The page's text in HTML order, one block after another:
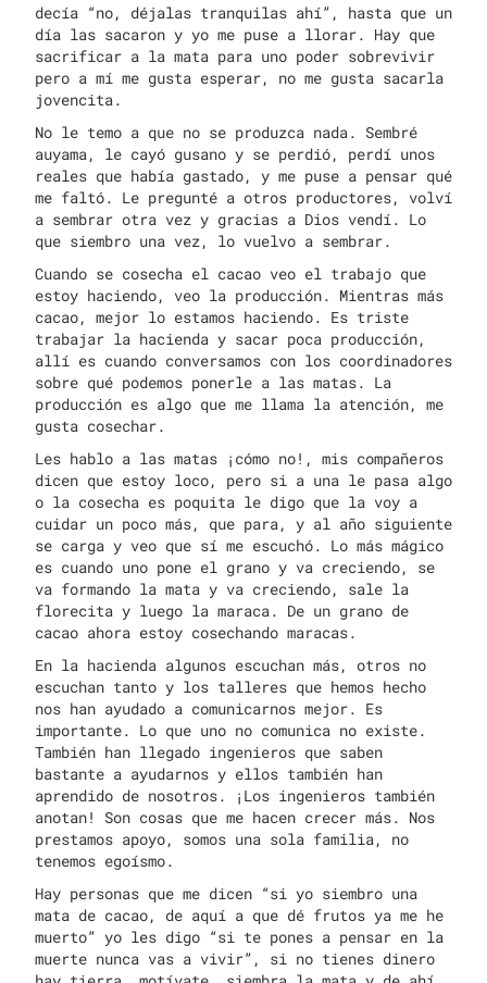
decía “no, déjalas tranquilas ahí”, hasta que un
día las sacaron y yo me puse a llorar. Hay que
sacrificar a la mata para uno poder sobrevivir
pero a mí me gusta esperar, no me gusta sacarla
jovencita.
No le temo a que no se produzca nada. Sembré
auyama, le cayó gusano y se perdió, perdí unos
reales que había gastado, y me puse a pensar qué
me faltó. Le pregunté a otros productores, volví
a sembrar otra vez y gracias a Dios vendí. Lo
que siembro una vez, lo vuelvo a sembrar.
Cuando se cosecha el cacao veo el trabajo que
estoy haciendo, veo la producción. Mientras más
cacao, mejor lo estamos haciendo. Es triste
trabajar la hacienda y sacar poca producción,
allí es cuando conversamos con los coordinadores
sobre qué podemos ponerle a las matas. La
producción es algo que me llama la atención, me
gusta cosechar.
Les hablo a las matas ¡cómo no!, mis compañeros
dicen que estoy loco, pero si a una le pasa algo
o la cosecha es poquita le digo que la voy a
cuidar un poco más, que para, y al año siguiente
se carga y veo que sí me escuchó. Lo más mágico
es cuando uno pone el grano y va creciendo, se
va formando la mata y va creciendo, sale la
florecita y luego la maraca. De un grano de
cacao ahora estoy cosechando maracas.
En la hacienda algunos escuchan más, otros no
escuchan tanto y los talleres que hemos hecho
nos han ayudado a comunicarnos mejor. Es
importante. Lo que uno no comunica no existe.
También han llegado ingenieros que saben
bastante a ayudarnos y ellos también han
aprendido de nosotros. ¡Los ingenieros también
anotan! Son cosas que me hacen crecer más. Nos
prestamos apoyo, somos una sola familia, no
tenemos egoísmo.
Hay personas que me dicen “si yo siembro una
mata de cacao, de aquí a que dé frutos ya me he
muerto” yo les digo “si te pones a pensar en la
muerte nunca vas a vivir”, si no tienes dinero